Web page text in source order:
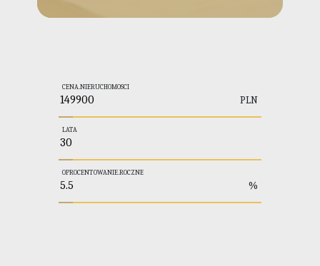
CENA.NIERUCHOMOSCI
PLN
LATA
OPROCENTOWANIE.ROCZNE
%